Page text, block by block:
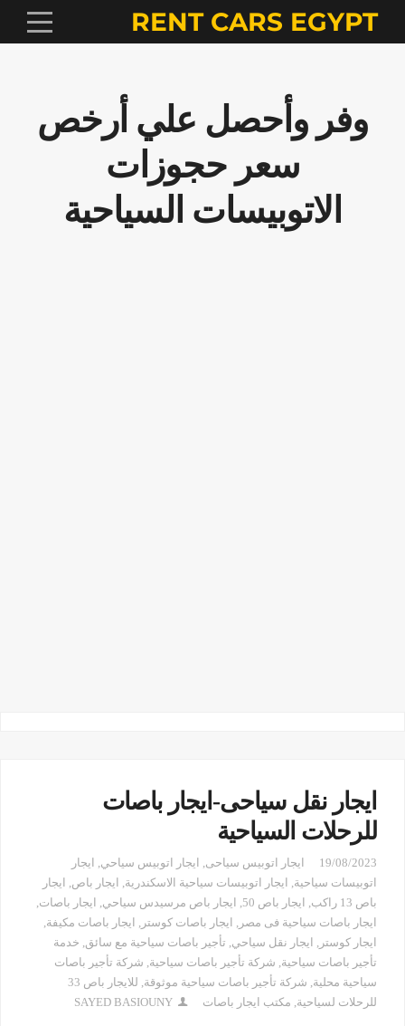
RENT CARS EGYPT
وفر وأحصل علي أرخص
سعر حجوزات
الاتوبيسات السياحية
ايجار نقل سياحى-ايجار باصات
للرحلات السياحية
19/08/2023 ايجار اتوبيس سياحى, ايجار اتوبيس سياحي, ايجار
اتوبيسات سياحية, ايجار اتوبيسات سياحية الاسكندرية, ايجار باص, ايجار
باص 13 راكب
, ايجار باص 50 , ايجار باص مرسيدس سياحي, ايجار باصات,
ايجار باصات سياحية فى مصر , ايجار باصات كوستر , ايجار باصات مكيفة,
ايجار كوستر , ايجار نقل سياحي, تأجير باصات سياحية مع سائق, خدمة
تأجير باصات سياحية, شركة تأجير باصات سياحية, شركة تأجير باصات
سياحية محلية, شركة تأجير باصات سياحية موثوقة,
للايجار باص 33
للرحلات لسياحية, مكتب ايجار باصات SAYED BASIOUNY